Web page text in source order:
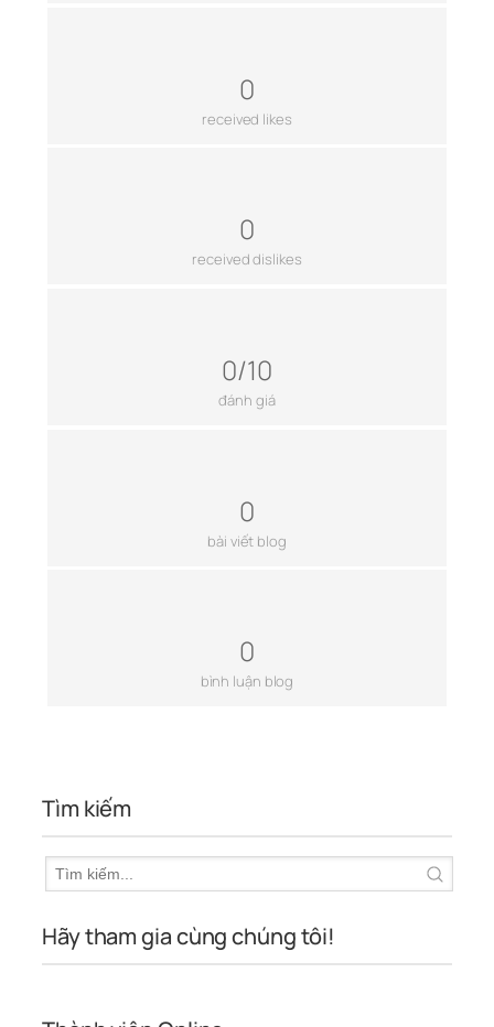
0
received likes
0
received dislikes
0/10
đánh giá
0
bài viết blog
0
bình luận blog
Tìm kiếm
Hãy tham gia cùng chúng tôi!